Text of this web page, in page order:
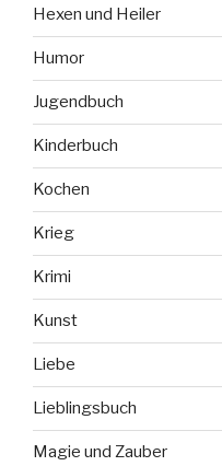
Hexen und Heiler
Humor
Jugendbuch
Kinderbuch
Kochen
Krieg
Krimi
Kunst
Liebe
Lieblingsbuch
Magie und Zauber